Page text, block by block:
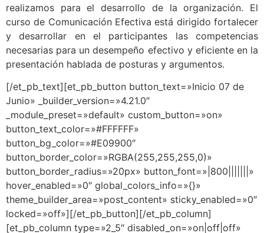
realizamos para el desarrollo de la organización. El
curso de Comunicación Efectiva está dirigido fortalecer
y desarrollar en el participantes las competencias
necesarias para un desempeño efectivo y eficiente en la
presentación hablada de posturas y argumentos.
[/et_pb_text][et_pb_button button_text=»Inicio 07 de
Junio» _builder_version=»4.21.0″
_module_preset=»default» custom_button=»on»
button_text_color=»#FFFFFF»
button_bg_color=»#E09900″
button_border_color=»RGBA(255,255,255,0)»
button_border_radius=»20px» button_font=»|800|||||||»
hover_enabled=»0″ global_colors_info=»{}»
theme_builder_area=»post_content» sticky_enabled=»0″
locked=»off»][/et_pb_button][/et_pb_column]
[et_pb_column type=»2_5″ disabled_on=»on|off|off»